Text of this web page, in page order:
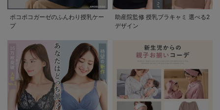
ポコポコガーゼのふんわり授乳ケー
プ
助産院監修 授乳ブラキャミ 選べる2
デザイン